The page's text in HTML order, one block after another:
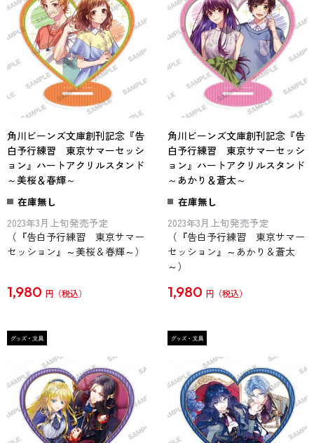
角川ビーンズ文庫創刊記念『告
白予行練習 東京サマーセッシ
ョン』ハートアクリルスタンド
～美桜＆春輝～
在庫無し
2023年3月上旬発売予定
（『告白予行練習 東京サマー
セッション』～美桜＆春輝～）
1,980 円
角川ビーンズ文庫創刊記念『告
白予行練習 東京サマーセッシ
ョン』ハートアクリルスタンド
～あかり＆蒼太～
在庫無し
2023年3月上旬発売予定
（『告白予行練習 東京サマー
セッション』～あかり＆蒼太
～）
1,980 円